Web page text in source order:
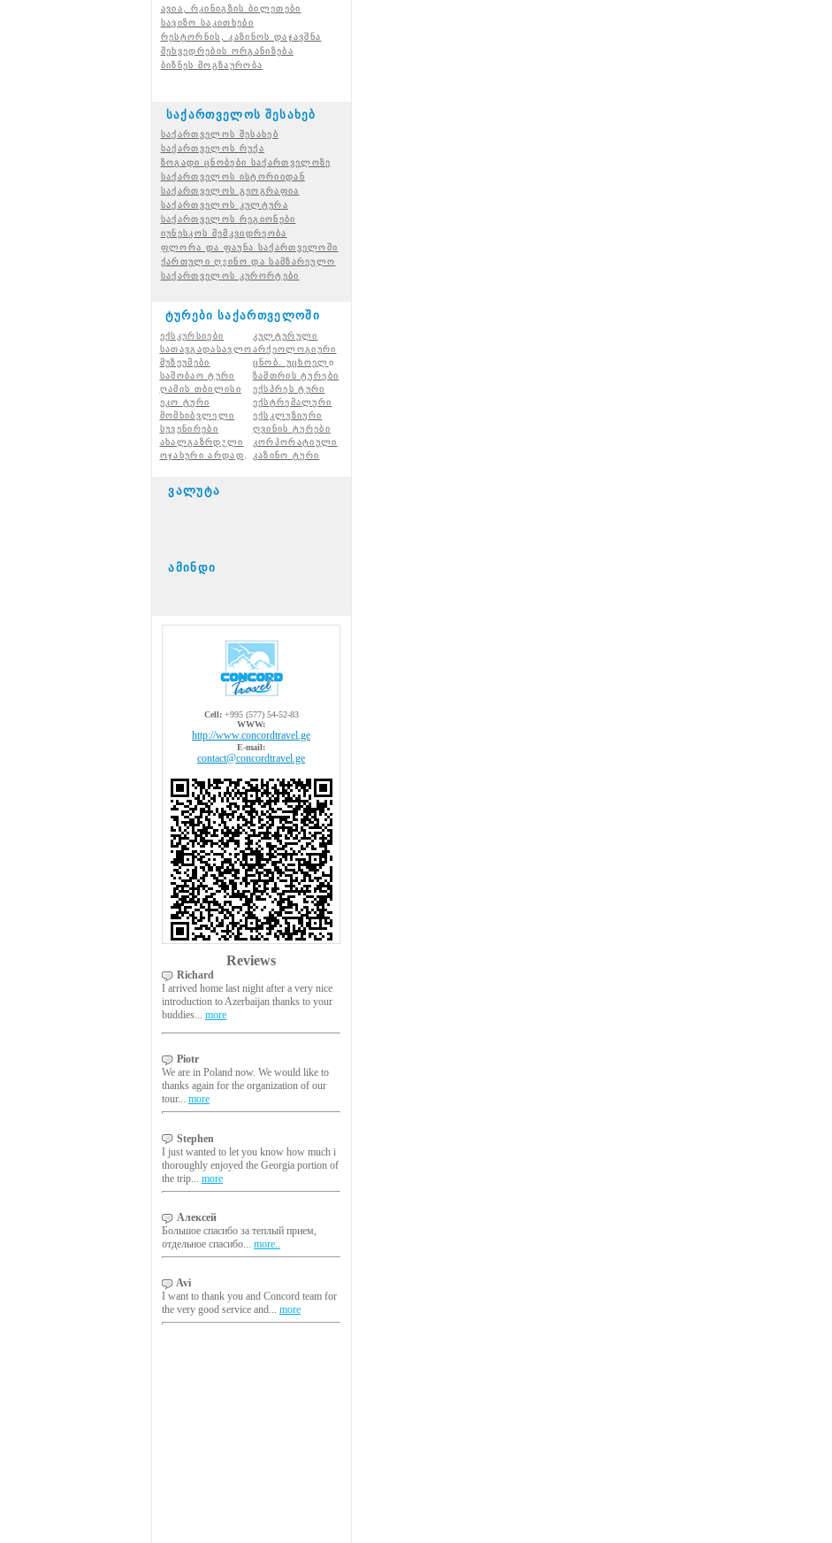
ავია, რკინიგზის ბილეთები
სავიზო საკითხები
რესტორნის, კაზინოს დაჯავშნა
შეხვედრების ორგანიზება
ბიზნეს მოგზაურობა
საქართველოს შესახებ
საქართველოს შესახებ
საქართველოს რუქა
ზოგადი ცნობები საქართველოზე
საქართველოს ისტორიიდან
საქართველოს გეოგრაფია
საქართველოს კულტურა
საქართველოს რეგიონები
იუნესკოს მემკვიდრეობა
ფლორა და ფაუნა საქართველოში
ქართული ღვინო და სამზარეულო
საქართველოს კურორტები
ტურები საქართველოში
ექსკურსიები
კულტურული
სათავგადასავლოარქეოლოგიური
მუზეუმები
ცნობ. უცხოელ ი
საშობაო ტური
ზამთრის ტურები
ღამის თბილისი
ექსპრეს ტური
ეკო ტური
ექსტრემალური
მომხიბვლელი
ექსკლუზიური
სუვენირები
ღვინის ტურები
ახალგაზრდული
კორპორატიული
ოჯახური არდად
კაზინო ტური
ვალუტა
ამინდი
Cell:+995 (577) 54-52-83
WWW:
http://www.concordtravel.ge
E-mail:
contact@concordtravel.ge
Reviews
Richard
I arrived home last night after a very nice
introduction to Azerbaijan thanks to your
buddies... more
Piotr
We are in Poland now. We would like to
thanks again for the organization of our
tour... more
Stephen
I just wanted to let you know how much i
thoroughly enjoyed the Georgia portion of
the trip... more
Алексей
Большое спасибо за теплый прием,
отдельное спасибо... more..
Avi
I want to thank you and Concord team for
the very good service and... more